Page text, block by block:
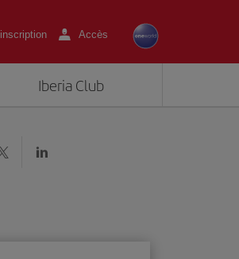
inscription Accès
Iberia Club